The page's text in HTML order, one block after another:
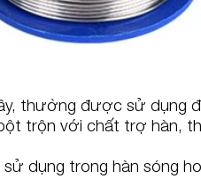
thường được sử dụng
trộn với chất trợ hàn,
dụng trong hàn sóng